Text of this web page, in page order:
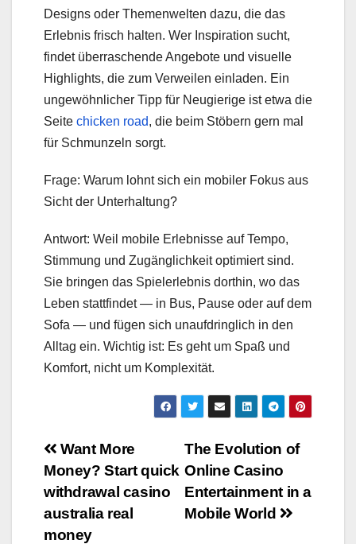
Designs oder Themenwelten dazu, die das
Erlebnis frisch halten. Wer Inspiration sucht,
findet überraschende Angebote und visuelle
Highlights, die zum Verweilen einladen. Ein
ungewöhnlicher Tipp für Neugierige ist etwa die
Seite chicken road, die beim Stöbern gern mal
für Schmunzeln sorgt.
Frage: Warum lohnt sich ein mobiler Fokus aus
Sicht der Unterhaltung?
Antwort: Weil mobile Erlebnisse auf Tempo,
Stimmung und Zugänglichkeit optimiert sind.
Sie bringen das Spielerlebnis dorthin, wo das
Leben stattfindet — in Bus, Pause oder auf dem
Sofa — und fügen sich unaufdringlich in den
Alltag ein. Wichtig ist: Es geht um Spaß und
Komfort, nicht um Komplexität.
Navigation
de
l’article
The Evolution of
Online Casino
Entertainment in a
Mobile World
Want More
Money? Start quick
withdrawal casino
australia real
money